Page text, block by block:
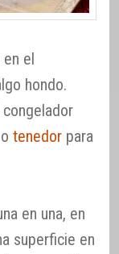
el
hondo.
tenedor para
en una, en
superficie en